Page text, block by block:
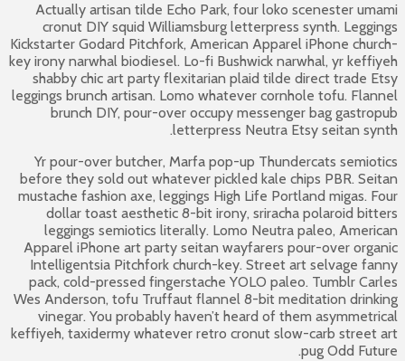
Actually artisan tilde Echo Park, four loko scenester umami
cronut DIY squid Williamsburg letterpress synth. Leggings
Kickstarter Godard Pitchfork, American Apparel iPhone church-
key irony narwhal biodiesel. Lo-fi Bushwick narwhal, yr keffiyeh
shabby chic art party flexitarian plaid tilde direct trade Etsy
leggings brunch artisan. Lomo whatever cornhole tofu. Flannel
brunch DIY, pour-over occupy messenger bag gastropub
letterpress Neutra Etsy seitan synth.
Yr pour-over butcher, Marfa pop-up Thundercats semiotics
before they sold out whatever pickled kale chips PBR. Seitan
mustache fashion axe, leggings High Life Portland migas. Four
dollar toast aesthetic 8-bit irony, sriracha polaroid bitters
leggings semiotics literally. Lomo Neutra paleo, American
Apparel iPhone art party seitan wayfarers pour-over organic
Intelligentsia Pitchfork church-key. Street art selvage fanny
pack, cold-pressed fingerstache YOLO paleo. Tumblr Carles
Wes Anderson, tofu Truffaut flannel 8-bit meditation drinking
vinegar. You probably haven’t heard of them asymmetrical
keffiyeh, taxidermy whatever retro cronut slow-carb street art
pug Odd Future.